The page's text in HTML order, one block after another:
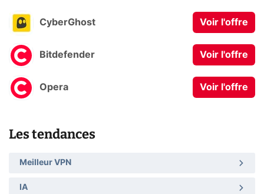
CyberGhost Voir l'offre
Bitdefender Voir l'offre
Opera Voir l'offre
Les tendances
Meilleur VPN
IA